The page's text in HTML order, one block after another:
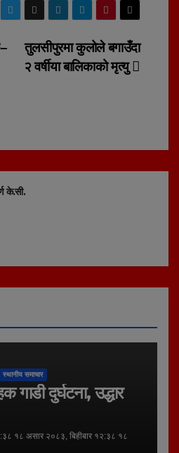
तुलसीपुरमा कुलोले बगाउँदा
२ वर्षीया बालिकाको मृत्यु
के.सी.
स्थानीय समाचार
गाडी दुर्घटना, उद्धार
१८ असार २०८३, बिहीबार १२:३८ १८